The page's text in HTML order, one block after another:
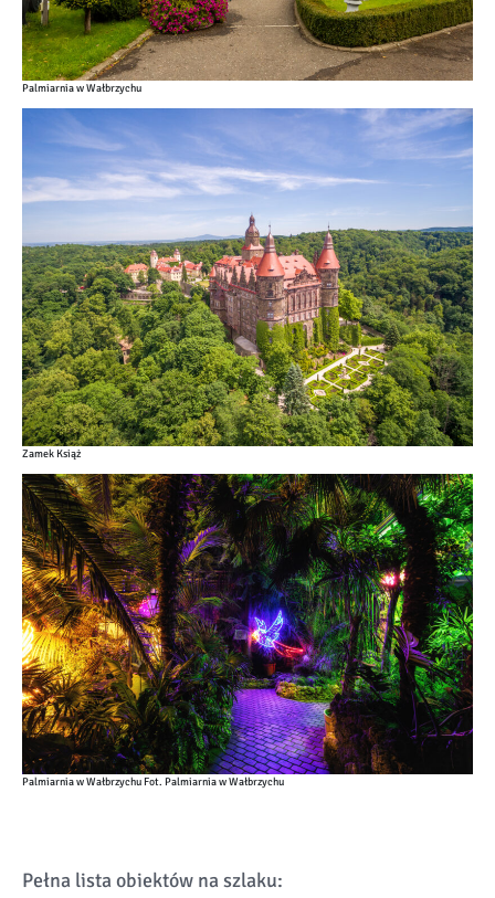
Palmiarnia w Wałbrzychu
Zamek Książ
Palmiarnia w Wałbrzychu Fot. Palmiarnia w Wałbrzychu
Pełna lista obiektów na szlaku: